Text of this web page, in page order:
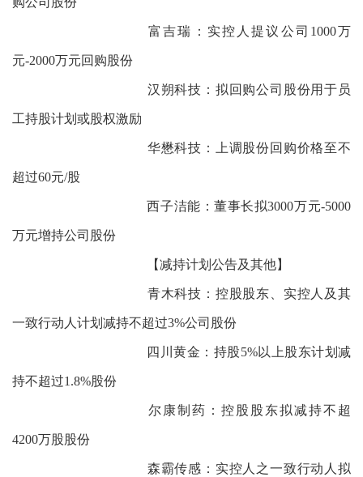
富吉瑞：实控人提议公司1000万
元-2000万元回购股份
汉朔科技：拟回购公司股份用于员
工持股计划或股权激励
华懋科技：上调股份回购价格至不
超过60元/股
西子洁能：董事长拟3000万元-5000
万元增持公司股份
【减持计划公告及其他】
青木科技：控股股东、实控人及其
一致行动人计划减持不超过3%公司股份
四川黄金：持股5%以上股东计划减
持不超过1.8%股份
尔康制药：控股股东拟减持不超
4200万股股份
森霸传感：实控人之一致行动人拟